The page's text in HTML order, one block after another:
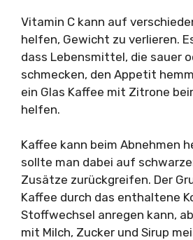
Vitamin C kann auf
helfen, Gewicht zu verlieren.
dass Lebensmittel, die sauer
schmecken, den Appetit
ein Glas Kaffee mit Zitrone
helfen.
Kaffee kann beim Abnehmen
sollte man dabei auf
Zusätze zurückgreifen. Der
Kaffee durch das enthaltene
Stoffwechsel anregen kann,
mit Milch, Zucker und Sirup